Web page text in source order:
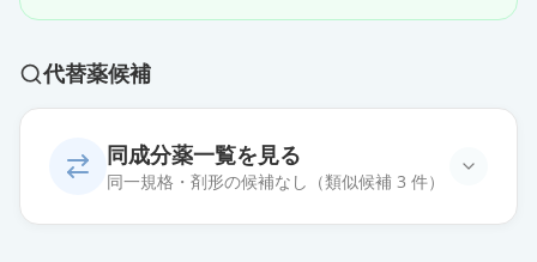
代替薬候補
同成分薬一覧を見る
同一規格・剤形の候補なし（類似候補 3 件）